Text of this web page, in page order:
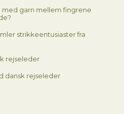
garn mellem fingrene
strikkeentusiaster fra
rejseleder
dansk rejseleder